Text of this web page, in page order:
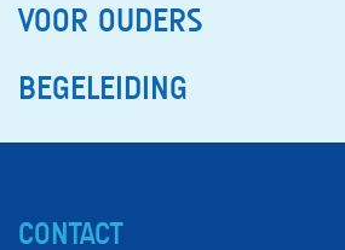
SCHOOLMISSIE
SOCIALE VEILIGHEID
VOOR OUDERS
BEGELEIDING
CONTACT